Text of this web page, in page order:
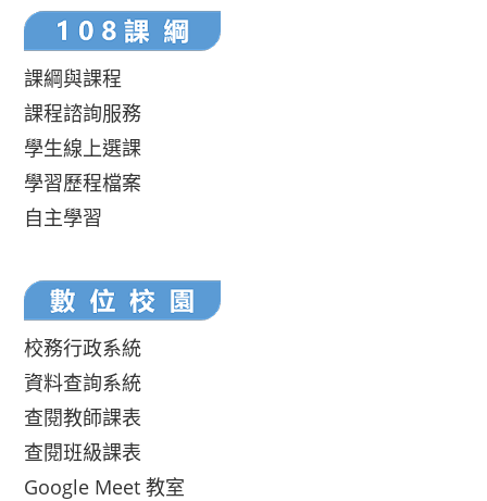
課綱與課程
課程諮詢服務
學生線上選課
學習歷程檔案
自主學習
校務行政系統
資料查詢系統
查閱教師課表
查閱班級課表
Google Meet 教室